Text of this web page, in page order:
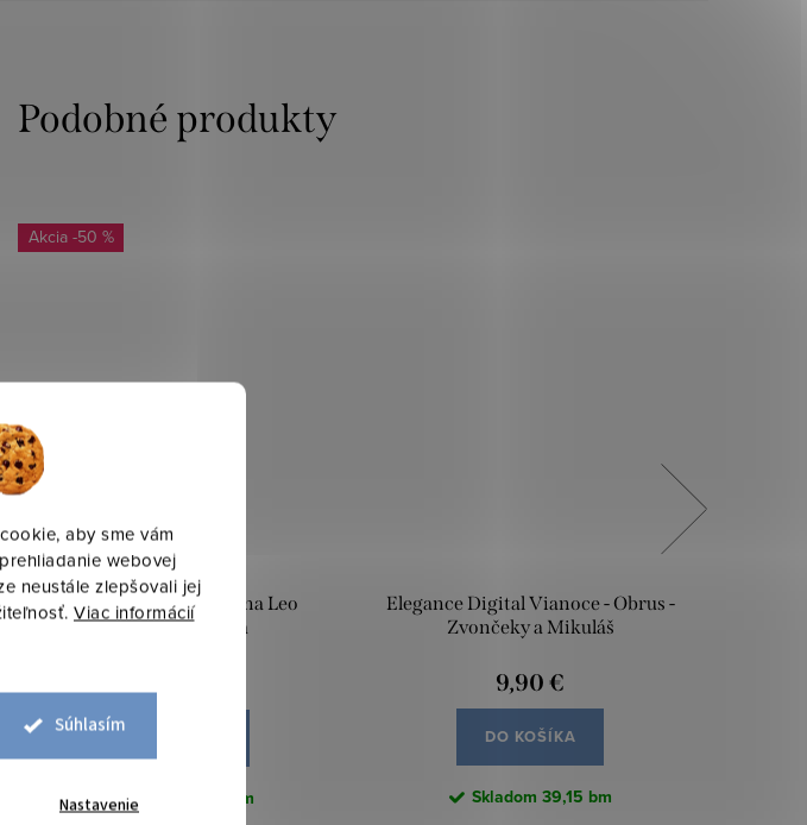
aby sme vám
webovej
neustále zlepšovali jej
Viac informácií
Súhlasím
Nastavenie
-50 %
Dekoračné látky - Bavlna Leo
Zvieratká ružová
Skladom 63,3 bm
Elegance Digital Vianoce - Obrus -
Zvončeky a Mikuláš
9,90 €
DO KOŠÍKA
Skladom 39,15 bm